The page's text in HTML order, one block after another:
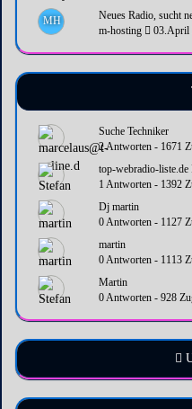
MH
Neues Radio, sucht
m-hosting
03.April
Suche Techniker
2 Antworten - 1671
top-webradio-liste.de
1 Antworten - 1392
Dj martin
0 Antworten - 1127
martin
0 Antworten - 1113
Martin
0 Antworten - 928